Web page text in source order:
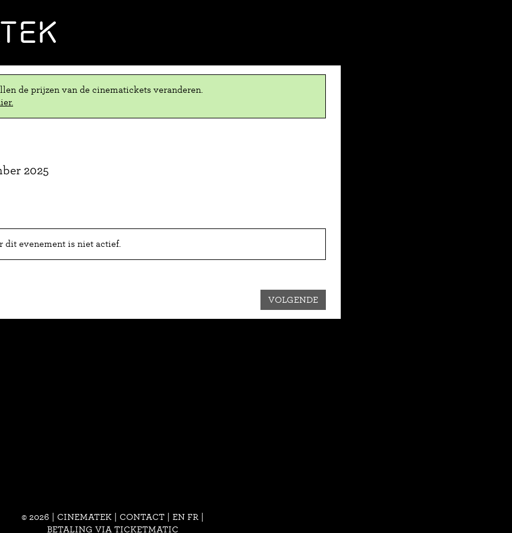
de prijzen van de cinematickets veranderen.
2025
dit evenement is niet actief.
VOLGENDE
© 2026 | CINEMATEK | CONTACT| EN FR
BETALING VIA TICKETMATIC